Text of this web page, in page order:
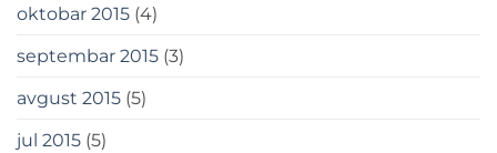
oktobar 2015 (4)
septembar 2015 (3)
avgust 2015 (5)
jul 2015 (5)